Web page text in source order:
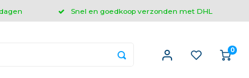
Snel en goedkoop verzonden met DHL
0